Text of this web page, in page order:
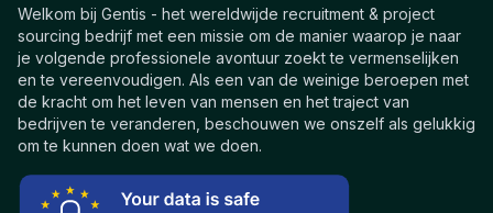
Welkom bij Gentis - het wereldwijde recruitment & project
sourcing bedrijf met een missie om de manier waarop je naar
je volgende professionele avontuur zoekt te vermenselijken
en te vereenvoudigen. Als een van de weinige beroepen met
de kracht om het leven van mensen en het traject van
bedrijven te veranderen, beschouwen we onszelf als gelukkig
om te kunnen doen wat we doen.